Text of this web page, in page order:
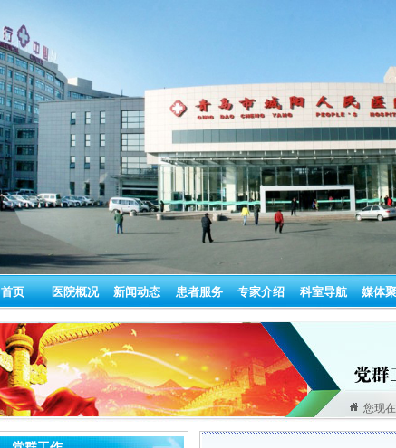
首页 医院概况 新闻动态 患者服务 专家介绍 科室导航 媒体
您现